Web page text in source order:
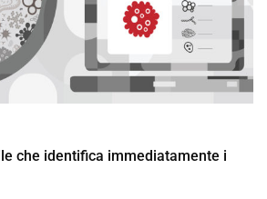
che identifica immediatamente i